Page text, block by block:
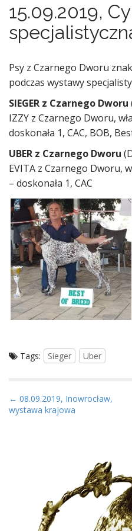
15.09.2019,
Psy z Czarnego Dworu
podczas wystawy
SIEGER z Czarnego Dworu
IZZY z Czarnego Dworu,
doskonała 1, CAC, BOB,
UBER z Czarnego Dworu
EVITA z Czarnego Dworu,
– doskonała 1, CAC
Tags: Sieger Uber
P
o
← 08.09.2019, Inowrocław,
wystawa krajowa